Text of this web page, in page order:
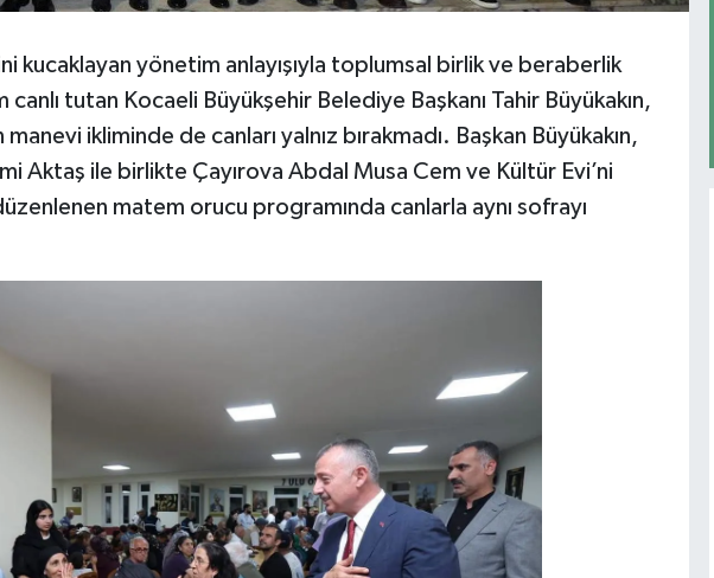
kucaklayan yönetim anlayışıyla toplumsal birlik ve beraberlik
canlı tutan Kocaeli Büyükşehir Belediye Başkanı Tahir Büyükakın,
manevi ikliminde de canları yalnız bırakmadı. Başkan Büyükakın,
Aktaş ile birlikte Çayırova Abdal Musa Cem ve Kültür Evi’ni
matem orucu programında canlarla aynı sofrayı